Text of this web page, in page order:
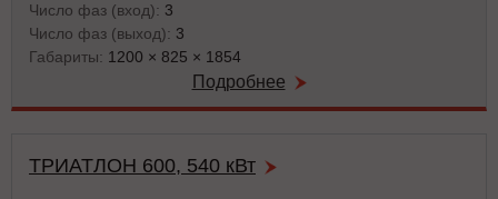
Число фаз (вход): 3
Число фаз (выход): 3
Габариты: 1200 × 825 × 1854
Подробнее
ТРИАТЛОН 600, 540 кВт